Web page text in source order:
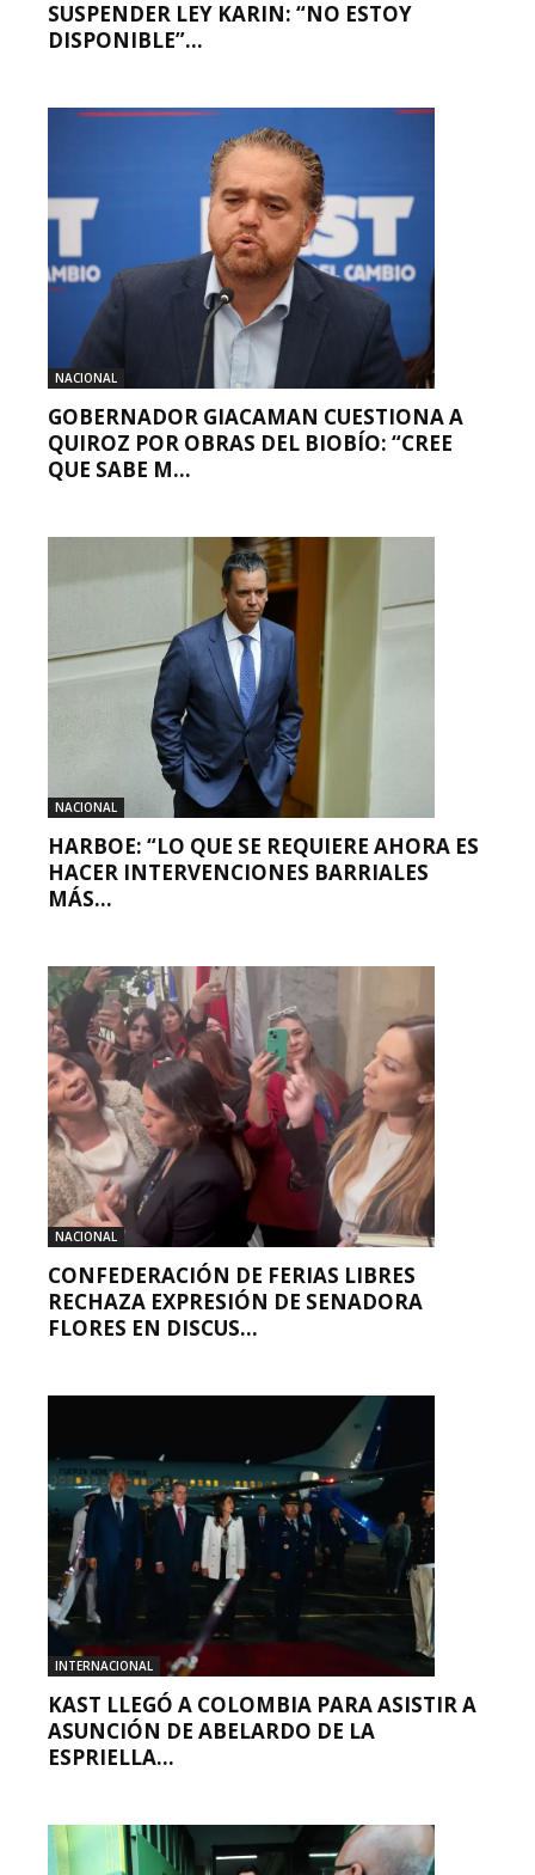
SUSPENDER LEY KARIN: “NO ESTOY
DISPONIBLE”...
NACIONAL
GOBERNADOR GIACAMAN CUESTIONA A
QUIROZ POR OBRAS DEL BIOBÍO: “CREE
QUE SABE M...
NACIONAL
HARBOE: “LO QUE SE REQUIERE AHORA ES
HACER INTERVENCIONES BARRIALES
MÁS...
NACIONAL
CONFEDERACIÓN DE FERIAS LIBRES
RECHAZA EXPRESIÓN DE SENADORA
FLORES EN DISCUS...
INTERNACIONAL
KAST LLEGÓ A COLOMBIA PARA ASISTIR A
ASUNCIÓN DE ABELARDO DE LA
ESPRIELLA...